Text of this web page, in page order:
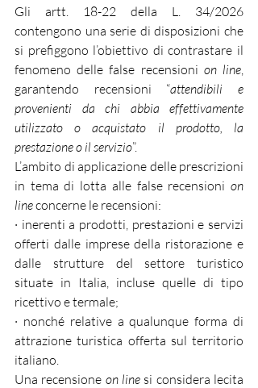
Gli artt. 18-22 della L. 34/2026
contengono una serie di disposizioni che
si prefiggono l’obiettivo di contrastare il
fenomeno delle false recensioni on line,
garantendo recensioni “attendibili e
provenienti da chi abbia effettivamente
utilizzato o acquistato il prodotto, la
prestazione o il servizio”.
L’ambito di applicazione delle prescrizioni
in tema di lotta alle false recensioni on
line concerne le recensioni:
· inerenti a prodotti, prestazioni e servizi
offerti dalle imprese della ristorazione e
dalle strutture del settore turistico
situate in Italia, incluse quelle di tipo
ricettivo e termale;
· nonché relative a qualunque forma di
attrazione turistica offerta sul territorio
italiano.
Una recensione on line si considera lecita